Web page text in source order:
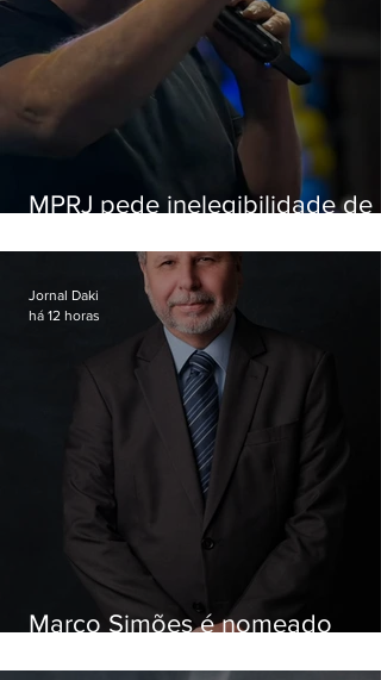
MPRJ pede inelegibilidade de
Marco Simões é nomeado
Jornal Daki
há 12 horas